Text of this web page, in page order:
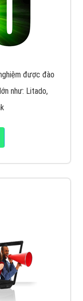
được đào
như: Litado,